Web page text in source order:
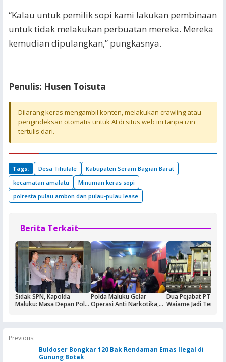
“Kalau untuk pemilik sopi kami lakukan pembinaan
untuk tidak melakukan perbuatan mereka. Mereka
kemudian dipulangkan,” pungkasnya.
Penulis: Husen Toisuta
Dilarang keras mengambil konten, melakukan crawling atau
pengindeksan otomatis untuk AI di situs web ini tanpa izin
tertulis dari.
Tags: Desa Tihulale
Kabupaten Seram Bagian Barat
kecamatan amalatu
Minuman keras sopi
polresta pulau ambon dan pulau-pulau lease
Berita Terkait
Sidak SPN, Kapolda
Maluku: Masa Depan Polri
Polda Maluku Gelar
Operasi Anti Narkotika,
Dua Pejabat PT Dok
Waiame Jadi
Previous:
Buldoser Bongkar 120 Bak Rendaman Emas Ilegal di
Gunung Botak